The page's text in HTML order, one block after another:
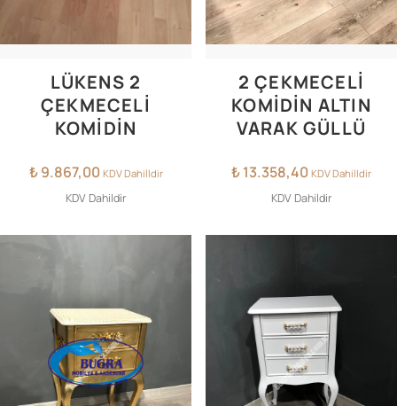
LÜKENS 2
ÇEKMECELI
KOMIDIN
₺9.867,00 KDV Dahilldir
KDV Dahildir
2 ÇEKMECELİ
KOMİDİN ALTIN
VARAK GÜLLÜ
₺13.358,40 KDV Dahilldir
KDV Dahildir